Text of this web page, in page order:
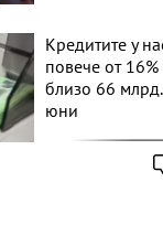
Кредитите у
повече от
близо 66
юни